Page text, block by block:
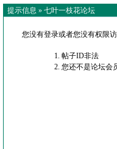
提示信息 » 七叶一枝花论坛
您没有登录或者您没有权限
帖子ID非法
您还不是论坛会